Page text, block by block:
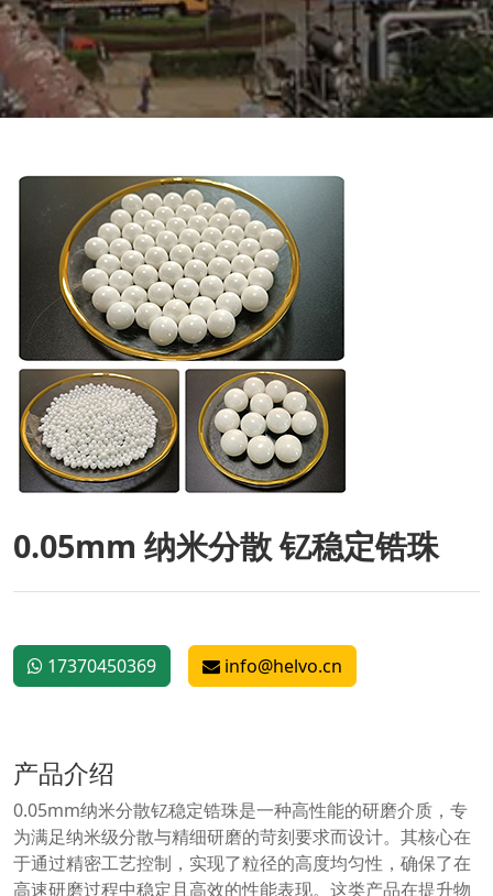
0.05mm 纳米分散 钇稳定锆珠
17370450369 info@helvo.cn
产品介绍
0.05mm纳米分散钇稳定锆珠是一种高性能的研磨介质，专
为满足纳米级分散与精细研磨的苛刻要求而设计。其核心在
于通过精密工艺控制，实现了粒径的高度均匀性，确保了在
高速研磨过程中稳定且高效的性能表现。这类产品在提升物